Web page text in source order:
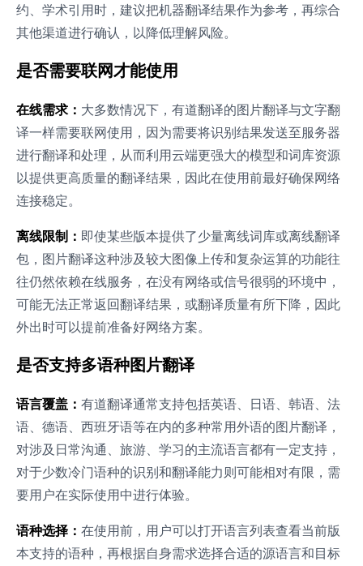
约、学术引用时，建议把机器翻译结果作为参考，再综合
其他渠道进行确认，以降低理解风险。
是否需要联网才能使用
在线需求： 大多数情况下，有道翻译的图片翻译与文字翻
译一样需要联网使用，因为需要将识别结果发送至服务器
进行翻译和处理，从而利用云端更强大的模型和词库资源
以提供更高质量的翻译结果，因此在使用前最好确保网络
连接稳定。
离线限制： 即使某些版本提供了少量离线词库或离线翻译
包，图片翻译这种涉及较大图像上传和复杂运算的功能往
往仍然依赖在线服务，在没有网络或信号很弱的环境中，
可能无法正常返回翻译结果，或翻译质量有所下降，因此
外出时可以提前准备好网络方案。
是否支持多语种图片翻译
语言覆盖： 有道翻译通常支持包括英语、日语、韩语、法
语、德语、西班牙语等在内的多种常用外语的图片翻译，
对涉及日常沟通、旅游、学习的主流语言都有一定支持，
对于少数冷门语种的识别和翻译能力则可能相对有限，需
要用户在实际使用中进行体验。
语种选择： 在使用前，用户可以打开语言列表查看当前版
本支持的语种，再根据自身需求选择合适的源语言和目标